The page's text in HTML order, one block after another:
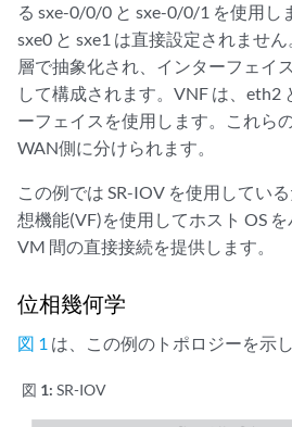
る sxe-0/0/0 と sxe-0/0/1 を使用し
sxe0 と sxe1 は直接設定されませ
層で抽象化され、インターフェイ
して構成されます。VNF は、eth2
ーフェイスを使用します。これら
WAN側に分けられます。
この例では SR-IOV を使用してい
想機能(VF)を使用してホスト OS
VM 間の直接接続を提供します。
位相幾何学
図 1 は、この例のトポロジーを示し
図 1: SR-IOV